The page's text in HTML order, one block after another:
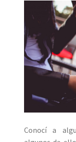
Conocí a